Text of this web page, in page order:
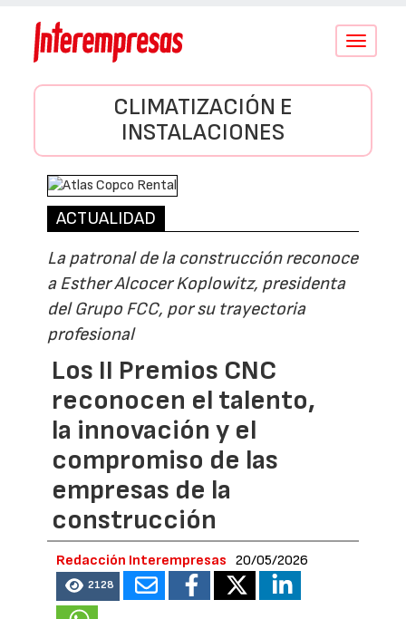
Conmutar
CLIMATIZACIÓN E
INSTALACIONES
ACTUALIDAD
La patronal de la construcción reconoce
a Esther Alcocer Koplowitz, presidenta
del Grupo FCC, por su trayectoria
profesional
Los II Premios CNC
reconocen el talento,
la innovación y el
compromiso de las
empresas de la
construcción
Redacción Interempresas 20/05/2026
2128